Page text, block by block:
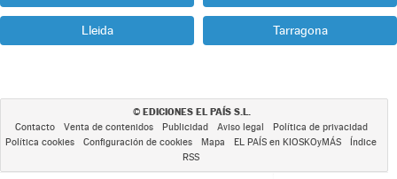
Lleida Tarragona
© EDICIONES EL PAÍS S.L.
Contacto Venta de contenidos Publicidad Aviso legal
Política de privacidad
Política cookies
Configuración de cookies Mapa EL PAÍS en KIOSKOyMÁS
Índice
RSS